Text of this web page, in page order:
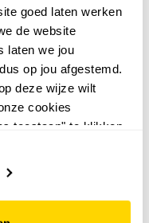
goed laten werken
de website
laten we jou
op jou afgestemd.
deze wijze wilt
cookies
toestaan" te klikken.